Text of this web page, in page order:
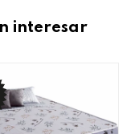
interesar